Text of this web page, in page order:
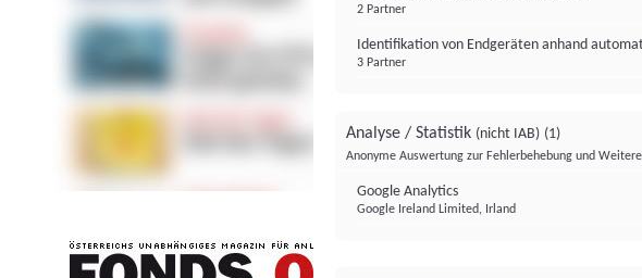
2 Partner
Identifikation von Endgeräten anhand
3 Partner
Analyse / Statistik (nicht IAB) (1)
Anonyme Auswertung zur Fehlerbehebung und
Google Analytics
Google Ireland Limited, Irland